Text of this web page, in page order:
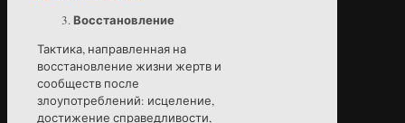
Восстановление
Тактика, направленная на
восстановление жизни жертв и
сообществ после
злоупотреблений: исцеление,
достижение справедливости,